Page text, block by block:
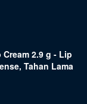
2.9 g - Lip
Tahan Lama